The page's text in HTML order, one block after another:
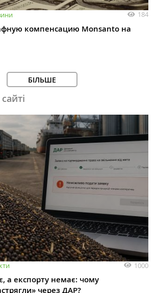
184
компенсацию Monsanto на
БІЛЬШЕ
1000
а експорту немає: чому
через ДАР?